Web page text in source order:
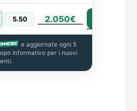
5.50 2.050€
e aggiornate ogni 5
informativo per i nuovi